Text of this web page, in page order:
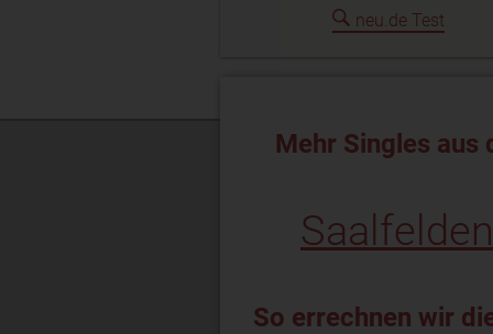
neu.de Test
Mehr Singles aus
So errechnen wir